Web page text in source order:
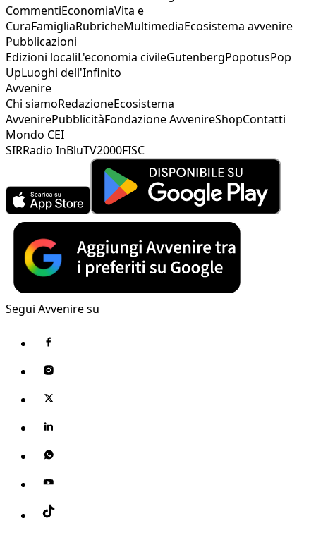
CommentiEconomiaVita e
CuraFamigliaRubricheMultimediaEcosistema avvenire
Pubblicazioni
Edizioni localiL'economia civileGutenbergPopotusPop
UpLuoghi dell'Infinito
Avvenire
Chi siamoRedazioneEcosistema
AvvenirePubblicitàFondazione AvvenireShopContatti
Mondo CEI
SIRRadio InBluTV2000FISC
Segui Avvenire su